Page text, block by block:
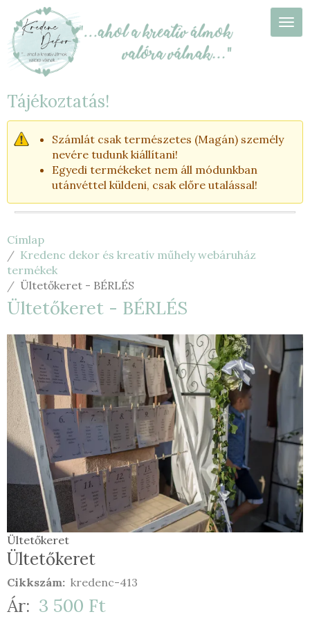
tartalomra
Tájékoztatás!
Számlát csak természetes (Magán) személy
nevére tudunk kiállítani!
Egyedi termékeket nem áll módunkban
utánvéttel küldeni, csak előre utalással!
Címlap
Kredenc dekor és kreatív műhely webáruház
termékek
Ültetőkeret - BÉRLÉS
Ültetőkeret - BÉRLÉS
Ültetőkeret
Ültetőkeret
Ültetőkeret
Cikkszám kredenc-413
Ár 3 500 Ft